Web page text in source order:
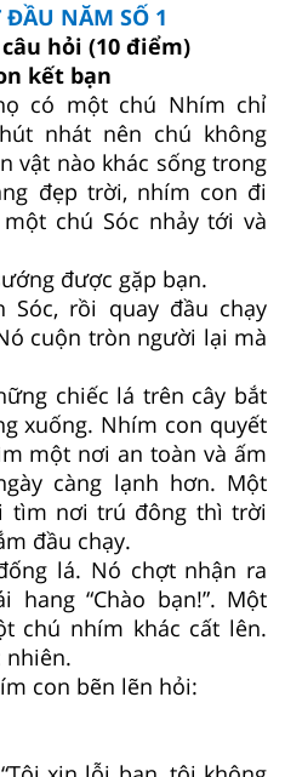
ĐẦU NĂM SỐ 1
hỏi (10 điểm)
kết bạn
có một chú Nhím chỉ
nhát nên chú không
vật nào khác sống trong
đẹp trời, nhím con đi
chú Sóc nhảy tới và
được gặp bạn.
rồi quay đầu chạy
cuộn tròn người lại mà
chiếc lá trên cây bắt
xuống. Nhím con quyết
một nơi an toàn và ấm
càng lạnh hơn. Một
tìm nơi trú đông thì trời
đầu chạy.
lá. Nó chợt nhận ra
“Chào bạn!”. Một
chú nhím khác cất lên.
nhiên.
con bẽn lẽn hỏi: